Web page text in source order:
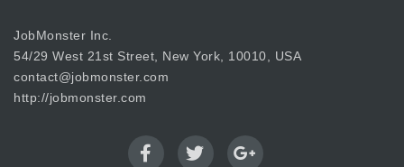
JobMonster Inc.
54/29 West 21st Street, New York, 10010, USA
contact@jobmonster.com
http://jobmonster.com